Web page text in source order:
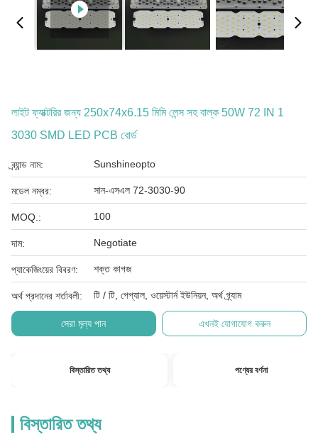
লাইট ফ্যাক্টরির জন্য 250x74x6.15 মিমি লেন্স সহ বাল্ক 50W 72 IN 1
3030 SMD LED PCB বোর্ড
ব্র্যান্ড নাম: Sunshineopto
মডেল নম্বর: সান-এসএল 72-3030-90
MOQ.: 100
দাম: Negotiate
প্যাকেজিংয়ের বিবরণ: শক্ত কাগজ
অর্থ প্রদানের শর্তাবলী: টি / টি, পেপ্যাল, ওয়েস্টার্ন ইউনিয়ন, অর্থ গ্র্যাম
সেরা মূল্য পান এখনই যোগাযোগ করুন
বিস্তারিত তথ্য পণ্যের বর্ণনা
বিস্তারিত তথ্য